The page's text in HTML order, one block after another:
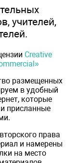
учителей,
Creative
размещенных
в удобный
которые
присланные
права
и намерены
на место